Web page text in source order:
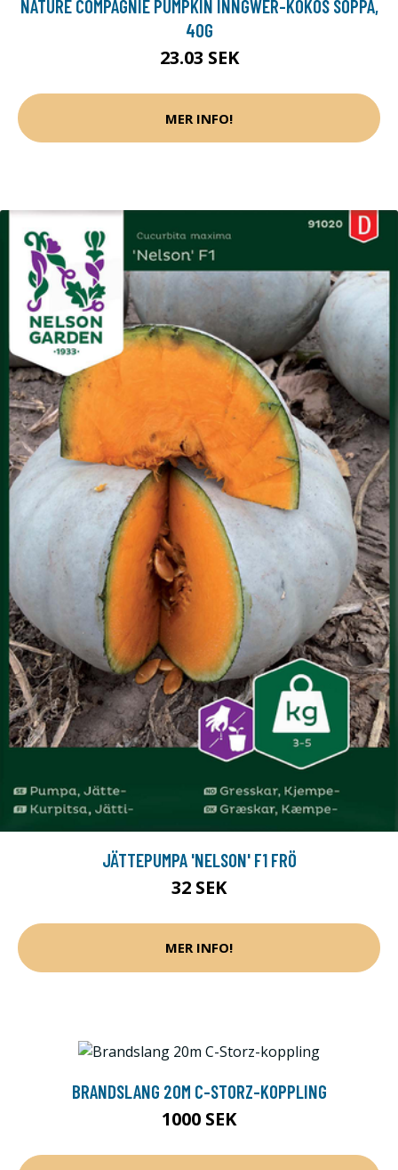
NATURE COMPAGNIE PUMPKIN INNGWER-KOKOS SOPPA,
40G
23.03 SEK
MER INFO!
JÄTTEPUMPA 'NELSON' F1 FRÖ
32 SEK
MER INFO!
BRANDSLANG 20M C-STORZ-KOPPLING
1000 SEK